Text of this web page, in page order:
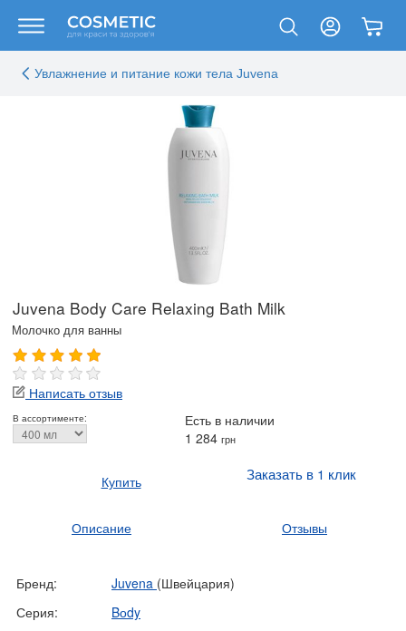
Увлажнение и питание кожи тела Juvena
Juvena Body Care Relaxing Bath Milk
Молочко для ванны
Написать отзыв
В ассортименте:
Есть в наличии
1 284 грн
Купить Заказать в 1 клик
Описание Отзывы
Бренд: Juvena (Швейцария)
Серия:
Bоdy